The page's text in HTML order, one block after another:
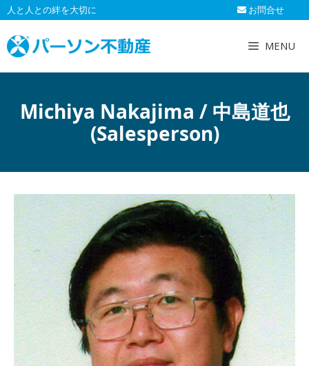
コ
ン
テ
ン
ツ
人と人との絆を大切に お問合せ
MENU
Michiya Nakajima / 中島道也
(Salesperson)